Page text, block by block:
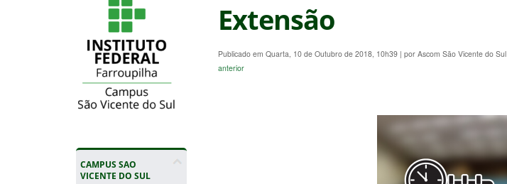
CAMPUS SAO
VICENTE DO SUL
Extensão
Publicado em Quarta, 10 de Outubro de 2018, 10h39 | por Ascom São Vicente do Sul
anterior